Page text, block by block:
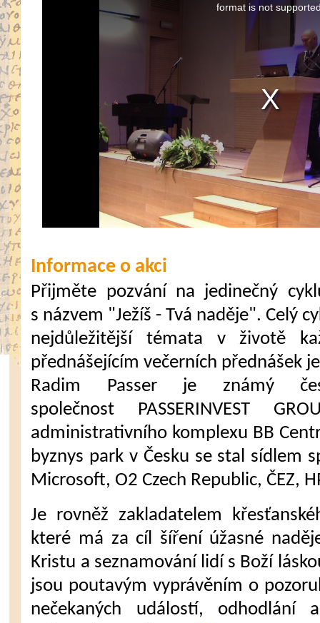
format is not
Informace o akci
Přijměte pozvání na jedinečný
s názvem "Ježíš - Tvá naděje". Celý
nejdůležitější témata v životě
přednášejícím večerních přednášek
Radim Passer je známý
společnost PASSERINVEST
administrativního komplexu BB
byznys park v Česku se stal sídlem
Microsoft, O2 Czech Republic, ČEZ,
Je rovněž zakladatelem
které má za cíl šíření úžasné
Kristu a seznamování lidí s Boží
jsou poutavým vyprávěním o
nečekaných událostí,